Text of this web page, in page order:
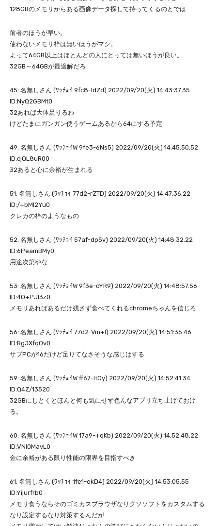
128GBのメモリからある画像データ探して持ってくるのとでは
前者のほうが早い。
使わないメモリ枠は無いほうがマシ。
よって64GB以上はほとんどの人にとっては無いほうが良い。
32GB～64GBが最適解だろ
45: 名無しさん (ﾜｯﾁｮｲ 9fc8-ldZd) 2022/09/20(火) 14:43:37.35
ID:NyQ2GBMt0
32あれば大体足りるわ
けどたまにガンガン使うゲームあるから64にする予定
49: 名無しさん (ﾜｯﾁｮｲW 9fe3-6Ns5) 2022/09/20(火) 14:45:50.52
ID:cjQL8uR00
32あると心に余裕が生まれる
51: 名無しさん (ﾜｯﾁｮｲ 77d2-rZTD) 2022/09/20(火) 14:47:36.22
ID:/+bMI2Yu0
クレカの枠のようなもの
52: 名無しさん (ﾜｯﾁｮｲ 57af-dp5v) 2022/09/20(火) 14:48:32.22
ID:6PeamBMy0
用途次第やな
53: 名無しさん (ﾜｯﾁｮｲW 9f3e-cYR9) 2022/09/20(火) 14:48:57.56
ID:4O+PJI3z0
メモリあればあるだけ残さず食べてくれるchromeちゃんを信じろ
56: 名無しさん (ﾜｯﾁｮｲ 77d2-Vm+I) 2022/09/20(火) 14:51:35.46
ID:RgJXfqOv0
サブPCが16だけど足りてなさそうな感じはする
59: 名無しさん (ﾜｯﾁｮｲW ff67-ItQy) 2022/09/20(火) 14:52:41.34
ID:Q4Z/13520
32GBにしとくとほんと何も気にせず色んなアプリ立ち上げておけ
る。
60: 名無しさん (ﾜｯﾁｮｲW 17a9-+qKb) 2022/09/20(火) 14:52:48.22
ID:VNI0MavL0
金に余裕がある限り性能の限界を目指すべき
61: 名無しさん (ﾜｯﾁｮｲ 1fe1-okD4) 2022/09/20(火) 14:53:05.55
ID:Yijurfrb0
メモリ食うならそのゴミカスブラウザなりクソソフトをカスタムする
なり設定するなり対策するんだが